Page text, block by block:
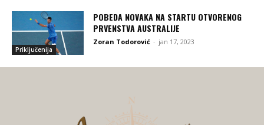
Priključenija
POBEDA NOVAKA NA STARTU OTVORENOG
PRVENSTVA AUSTRALIJE
Zoran Todorović - jan 17, 2023